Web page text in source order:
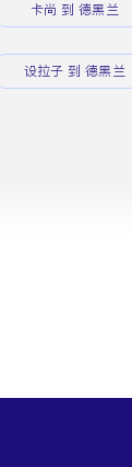
卡尚 到 德黑兰
设拉子 到 德黑兰